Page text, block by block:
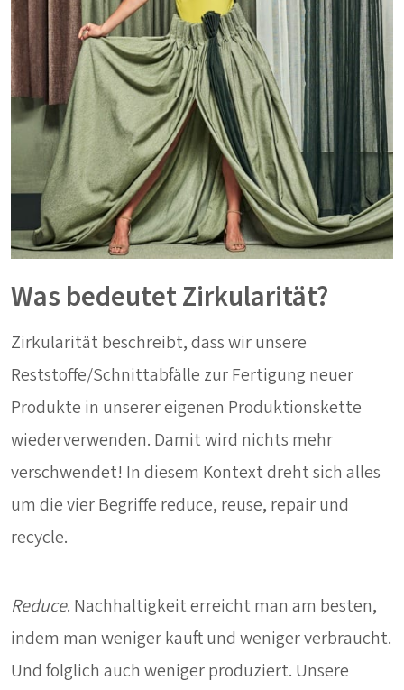
Was bedeutet Zirkularität?
Zirkularität beschreibt, dass wir unsere
Reststoffe/Schnittabfälle zur Fertigung neuer
Produkte in unserer eigenen Produktionskette
wiederverwenden. Damit wird nichts mehr
verschwendet! In diesem Kontext dreht sich alles
um die vier Begriffe reduce, reuse, repair und
recycle.
Reduce. Nachhaltigkeit erreicht man am besten,
indem man weniger kauft und weniger verbraucht.
Und folglich auch weniger produziert. Unsere